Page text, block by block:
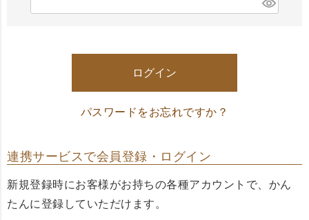
ログイン
パスワードをお忘れですか？
連携サービスで会員登録・ログイン
新規登録時にお客様がお持ちの各種アカウントで、かん
たんに登録していただけます。